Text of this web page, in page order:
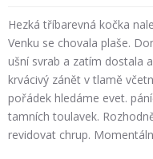
Hezká tříbarevná kočka
Venku se chovala plaše.
ušní svrab a zatím dostala
krvácivý zánět v tlamě
pořádek hledáme evet.
tamních toulavek.
revidovat chrup.